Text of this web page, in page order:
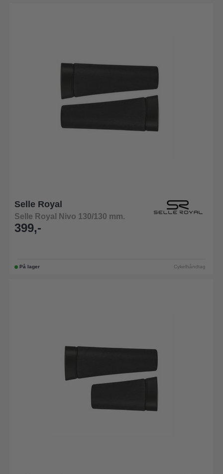
Selle Royal
Selle Royal Nivo 130/130 mm.
399,-
På lager Cykelhåndtag